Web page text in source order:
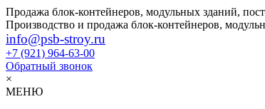
Продажа блок-контейнеров, модульных зданий,
Производство и продажа блок-контейнеров,
info@psb-stroy.ru
+7 (921) 964-63-00
Обратный звонок
×
МЕНЮ